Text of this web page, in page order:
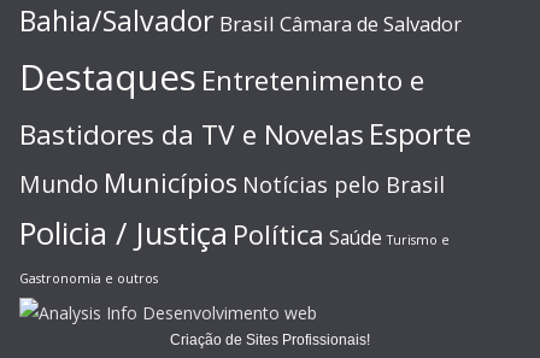
Bahia/Salvador Brasil Câmara de Salvador
Destaques Entretenimento e
Bastidores da TV e Novelas Esporte
Mundo Municípios Notícias pelo Brasil
Policia / Justiça Política Saúde Turismo e
Gastronomia e outros
Criação de Sites Profissionais!